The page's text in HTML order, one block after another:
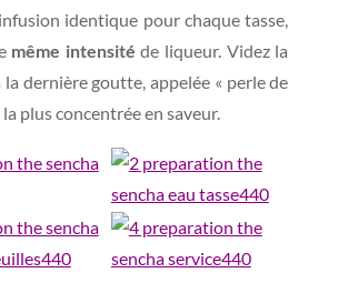
identique pour chaque tasse,
même intensité de liqueur. Videz la
la dernière goutte, appelée « perle de
la plus concentrée en saveur.